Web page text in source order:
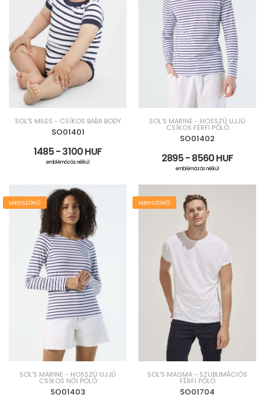
SOL'S MILES - CSÍKOS BABA BODY
SO01401
1485 - 3100 HUF
emblémázás nélkül
SOL'S MARINE - HOSSZÚ UJJÚ
CSÍKOS FÉRFI PÓLÓ
SO01402
2895 - 8560 HUF
emblémázás nélkül
MEGSZŰNŐ
SOL'S MARINE - HOSSZÚ UJJÚ
CSÍKOS NŐI PÓLÓ
SO01403
MEGSZŰNŐ
SOL'S MAGMA - SZUBLIMÁCIÓS
FÉRFI PÓLÓ
SO01704